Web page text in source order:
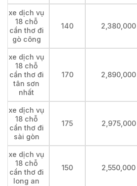
xe dịch vụ
18 chỗ
cần thơ đi
gò công
140 2,380,000
xe dịch vụ
18 chỗ
cần thơ đi
tân sơn
nhất
170 2,890,000
xe dịch vụ
18 chỗ
cần thơ đi
sài gòn
175 2,975,000
xe dịch vụ
18 chỗ
cần thơ đi
long an
150 2,550,000